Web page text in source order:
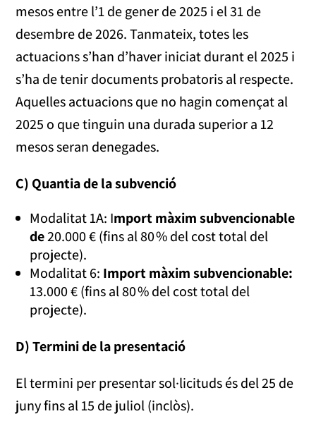
mesos entre l’1 de gener de 2025 i el 31 de
desembre de 2026. Tanmateix, totes les
actuacions s’han d’haver iniciat durant el 2025 i
s’ha de tenir documents probatoris al respecte.
Aquelles actuacions que no hagin començat al
2025 o que tinguin una durada superior a 12
mesos seran denegades.
C) Quantia de la subvenció
Modalitat 1A: Import màxim subvencionable
de20.000 € (fins al 80 % del cost total del
projecte).
Modalitat 6: Import màxim subvencionable:
13.000 € (fins al 80 % del cost total del
projecte).
D) Termini de la presentació
El termini per presentar sol·licituds és del 25 de
juny fins al 15 de juliol (inclòs).